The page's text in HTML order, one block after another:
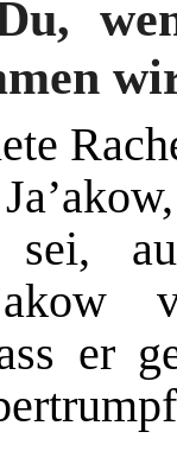
sei,
er